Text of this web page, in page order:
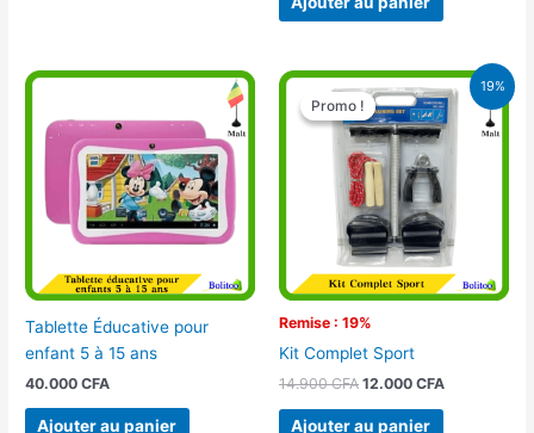
Tablette Éducative pour
enfant 5 à 15 ans
40.000CFA
Ajouter au panier
19%
Promo !
Remise : 19%
Promo !
Kit Complet Sport
14.900CFA
Le
prix
initial
était :
14.900 CFA.
12.000 CFA
Le
prix
actuel
est :
Ajouter au panier